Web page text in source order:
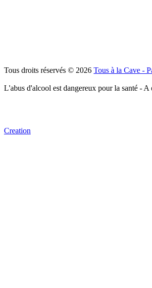
Tous droits réservés © 2026 Tous à la Cave -
L'abus d'alcool est dangereux pour la santé -
Creation